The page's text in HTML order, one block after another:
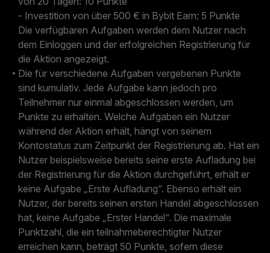
- Investition von über 500 € in Bybit Earn: 5 Punkte
Die verfügbaren Aufgaben werden dem Nutzer nach
dem Einloggen und der erfolgreichen Registrierung für
die Aktion angezeigt.
Die für verschiedene Aufgaben vergebenen Punkte
sind kumulativ. Jede Aufgabe kann jedoch pro
Teilnehmer nur einmal abgeschlossen werden, um
Punkte zu erhalten. Welche Aufgaben ein Nutzer
während der Aktion erhält, hängt von seinem
Kontostatus zum Zeitpunkt der Registrierung ab. Hat ein
Nutzer beispielsweise bereits seine erste Aufladung bei
der Registrierung für die Aktion durchgeführt, erhält er
keine Aufgabe „Erste Aufladung“. Ebenso erhält ein
Nutzer, der bereits seinen ersten Handel abgeschlossen
hat, keine Aufgabe „Erster Handel“. Die maximale
Punktzahl, die ein teilnahmeberechtigter Nutzer
erreichen kann, beträgt 50 Punkte, sofern diese